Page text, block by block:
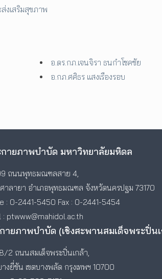
งเสริมสุขภาพ
อ.ดร.กภ.เจนจิรา ธนกำโชคชัย
อ.กภ.ศศิธร แสงเรืองรอบ
ายภาพบำบัด มหาวิทยาลัยมหิดล
ถนนพุทธมณฑลสาย 4,
าลายา อำเภอพุทธมณฑล จังหวัดนครปฐม 73170
: 0-2441-5450 Fax : 0-2441-5454
: ptwww@mahidol.ac.th
ายภาพบำบัด (เชิงสะพานสมเด็จพระปิ่น
2 ถนนสมเด็จพระปิ่นเกล้า,
างยี่ขัน เขตบางพลัด กรุงเทพฯ 10700